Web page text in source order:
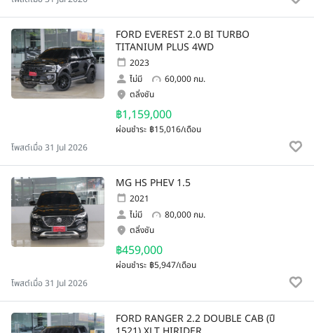
FORD EVEREST 2.0 BI TURBO
TITANIUM PLUS 4WD
2023
ไม่มี
60,000 กม.
฿1,159,000
ผ่อนชำระ ฿15,016/เดือน
ตลิ่งชัน
โพสต์เมื่อ 31 Jul 2026
MG HS PHEV 1.5
2021
ไม่มี
80,000 กม.
฿459,000
ผ่อนชำระ ฿5,947/เดือน
ตลิ่งชัน
โพสต์เมื่อ 31 Jul 2026
FORD RANGER 2.2 DOUBLE CAB (ปี